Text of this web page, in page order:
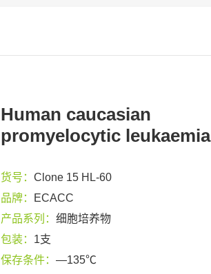
Human caucasian
promyelocytic leukaemia
货号： Clone 15 HL-60
品牌：
ECACC
产品系列： 细胞培养物
包装： 1支
保存条件： —135℃